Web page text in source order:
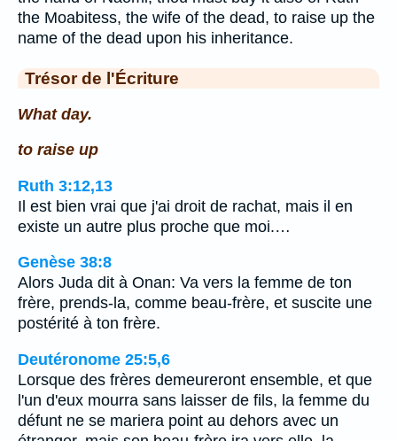
the Moabitess, the wife of the dead, to raise up the
name of the dead upon his inheritance.
Trésor de l'Écriture
What day.
to raise up
Ruth 3:12,13
Il est bien vrai que j'ai droit de rachat, mais il en
existe un autre plus proche que moi.…
Genèse 38:8
Alors Juda dit à Onan: Va vers la femme de ton
frère, prends-la, comme beau-frère, et suscite une
postérité à ton frère.
Deutéronome 25:5,6
Lorsque des frères demeureront ensemble, et que
l'un d'eux mourra sans laisser de fils, la femme du
défunt ne se mariera point au dehors avec un